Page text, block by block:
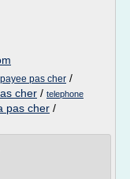
pas cher /
cher / telephone
pas cher /